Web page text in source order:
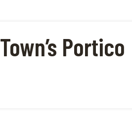
Town’s Portico